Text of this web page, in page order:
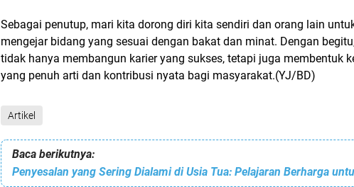
Sebagai penutup, mari kita dorong diri kita sendiri dan orang lain
mengejar bidang yang sesuai dengan bakat dan minat. Dengan
tidak hanya membangun karier yang sukses, tetapi juga membentuk
yang penuh arti dan kontribusi nyata bagi masyarakat.(YJ/BD)
Artikel
Baca berikutnya: